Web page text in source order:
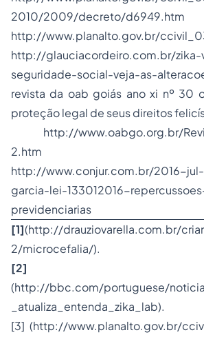
2010/2009/decreto/d6949.htm
http://www.planalto.gov.br/
http://glauciacordeiro.com.br/zika-
seguridade-social-veja-as-
revista da oab goiás ano xi nº 30
proteção legal de seus direitos
http://www.oabgo.org.br/
2.htm
http://www.conjur.com.br/2016-
garcia-lei-133012016-
previdenciarias
[1](http://drauziovarella.com.br/
2/microcefalia/).
[2]
(http://bbc.com/portuguese/
_atualiza_entenda_zika_lab).
[3] (http://www.planalto.gov.br/